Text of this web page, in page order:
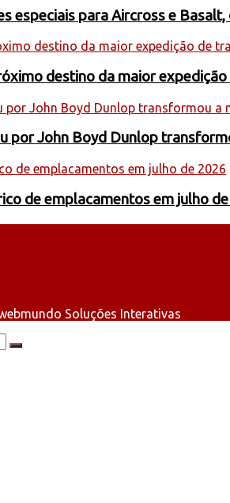
especiais para Aircross e
destino da maior
por John Boyd Dunlop
de emplacamentos em julho
Soluções Interativas